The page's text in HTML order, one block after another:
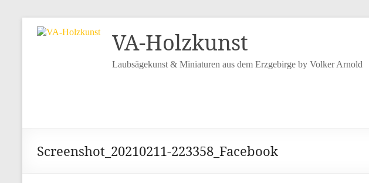
VA-Holzkunst
Laubsägekunst & Miniaturen aus dem Erzgebirge by Volker Arnold
Screenshot_20210211-223358_Facebook